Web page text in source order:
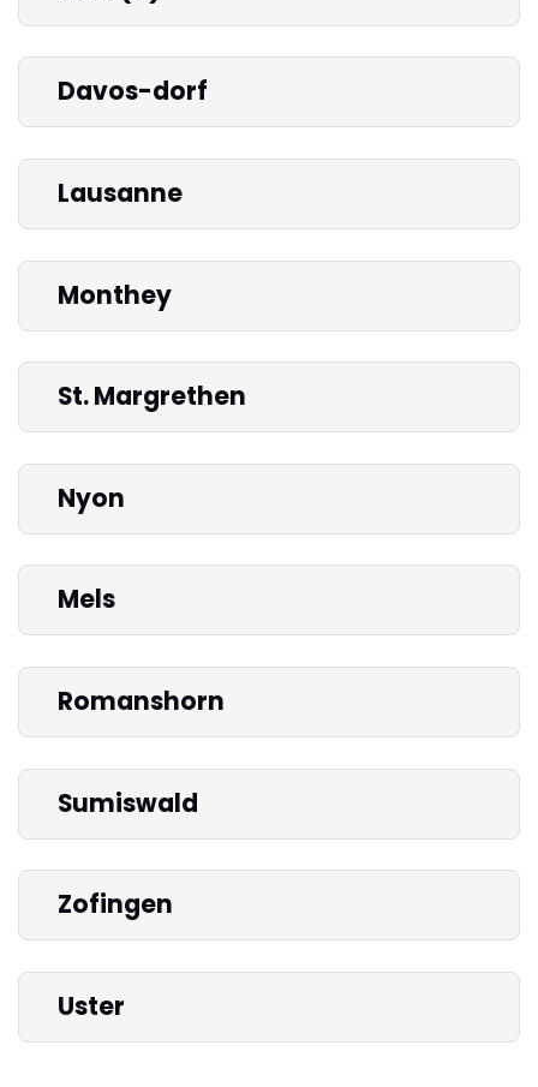
Davos-dorf
Lausanne
Monthey
St. Margrethen
Nyon
Mels
Romanshorn
Sumiswald
Zofingen
Uster